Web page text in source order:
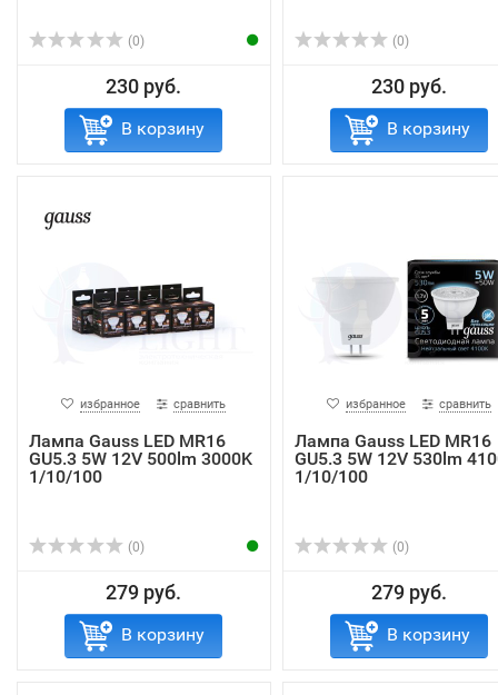
(0)
230 руб.
В корзину
(0)
230 руб.
В корзину
избранное сравнить
Лампа Gauss LED MR16
GU5.3 5W 12V 500lm 3000K
1/10/100
(0)
279 руб.
В корзину
избранное сравнить
Лампа Gauss LED MR16
GU5.3 5W 12V 530lm
1/10/100
(0)
279 руб.
В корзину